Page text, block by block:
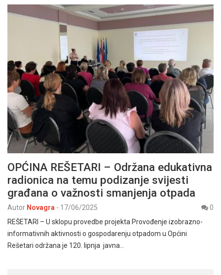
OPĆINA REŠETARI – Održana edukativna
radionica na temu podizanje svijesti
građana o važnosti smanjenja otpada
Autor Novagra - 17/06/2025
0
REŠETARI – U sklopu provedbe projekta Provođenje izobrazno-
informativnih aktivnosti o gospodarenju otpadom u Općini
Rešetari održana je 120. lipnja javna…